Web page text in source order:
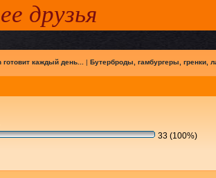
друзья
готовит каждый день... | Бутерброды, гамбургеры, гренки,
33 (100%)